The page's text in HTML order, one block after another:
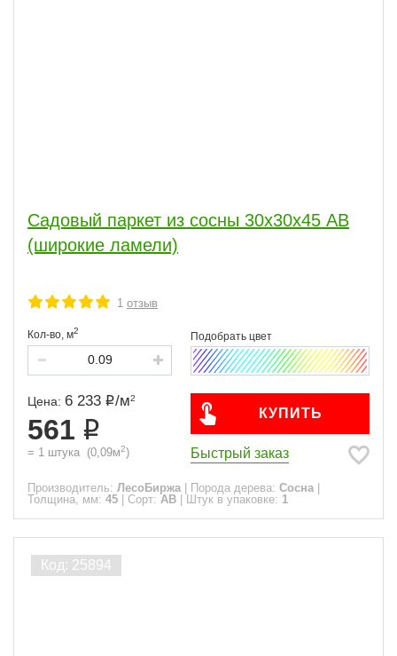
Садовый паркет из сосны 30х30х45 АВ
(широкие ламели)
1 отзыв
Кол-во, м2
Цена: 6 233 /м2
561
= 1 штука (0,09м2)
КУПИТЬ
Быстрый заказ
Производитель: ЛесоБиржа Порода дерева: Сосна
Толщина, мм: 45 Сорт: АВ Штук в упаковке: 1